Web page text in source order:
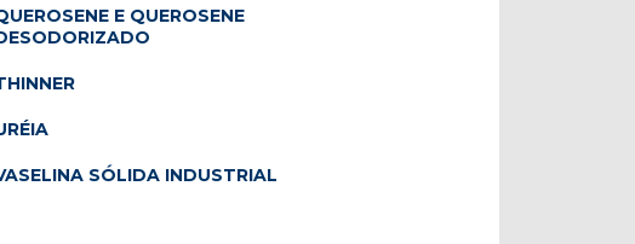
E QUEROSENE
SÓLIDA INDUSTRIAL